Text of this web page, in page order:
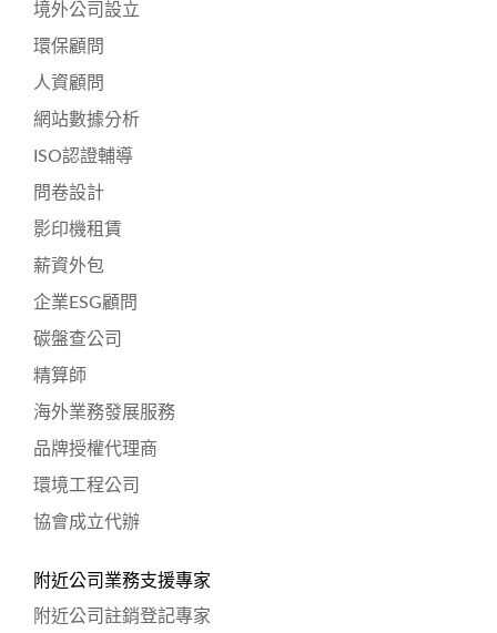
境外公司設立
環保顧問
人資顧問
網站數據分析
ISO認證輔導
問卷設計
影印機租賃
薪資外包
企業ESG顧問
碳盤查公司
精算師
海外業務發展服務
品牌授權代理商
環境工程公司
協會成立代辦
附近公司業務支援專家
附近公司註銷登記專家